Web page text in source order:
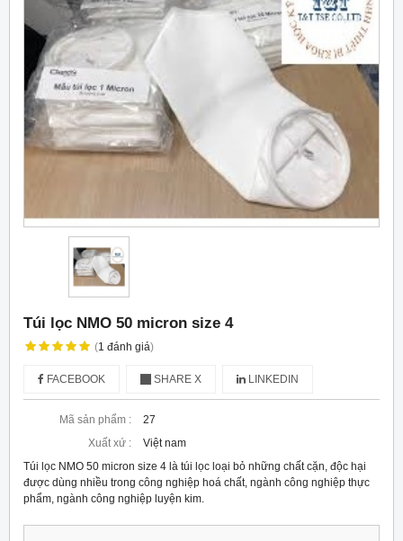
Túi lọc NMO 50 micron size 4
(1 đánh giá)
FACEBOOK SHARE X LINKEDIN
Mã sản phẩm :
27
Xuất xứ :
Việt nam
Túi lọc NMO 50 micron size 4 là túi lọc loại bỏ những chất cặn, độc hại
được dùng nhiều trong công nghiệp hoá chất, ngành công nghiệp thực
phẩm, ngành công nghiệp luyện kim.